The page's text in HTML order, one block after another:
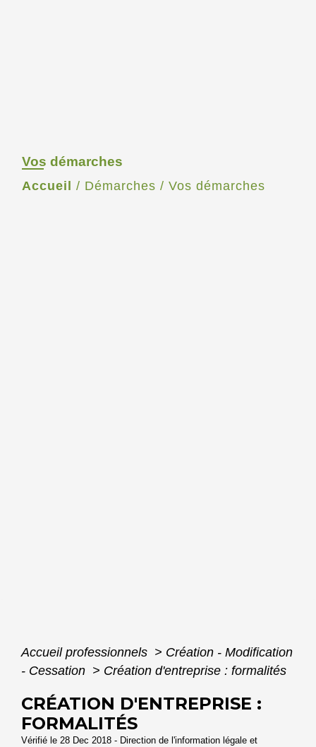
Vos démarches
Accueil / Démarches / Vos démarches
Accueil professionnels > Création - Modification
- Cessation > Création d'entreprise : formalités
CRÉATION D'ENTREPRISE :
FORMALITÉS
Vérifié le 28 Dec 2018 - Direction de l'information légale et